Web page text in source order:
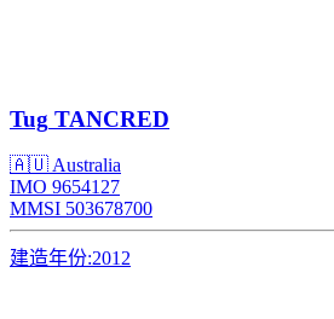
Tug TANCRED
🇦🇺 Australia
IMO 9654127
MMSI 503678700
建造年份:2012